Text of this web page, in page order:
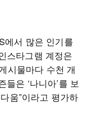
에서 많은 인기를
스타그램 계정은
시물마다 수천 개
들은 ‘나니아’를 보
움”이라고 평가하